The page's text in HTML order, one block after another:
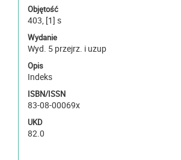
Objętość
403, [1] s
Wydanie
Wyd. 5 przejrz. i uzup
Opis
Indeks
ISBN/ISSN
83-08-00069x
UKD
82.0